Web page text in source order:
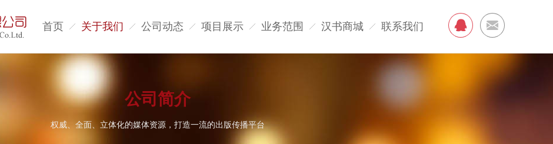
首页 关于我们 公司动态 项目展示 业务范围 汉书商城 联系我们
公司简介
权威、全面、立体化的媒体资源，打造一流的出版传播平台